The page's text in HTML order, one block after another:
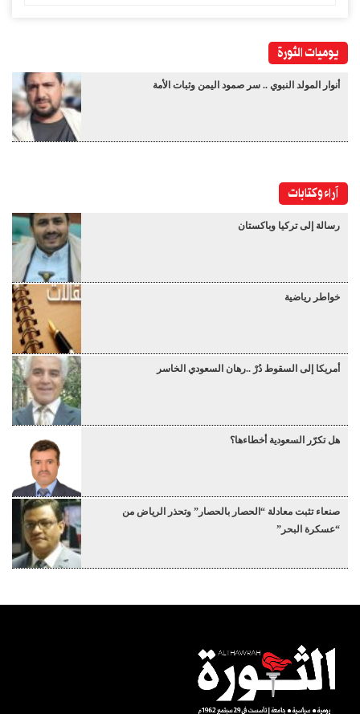
يوميات الثورة
أنوار المولد النبوي .. سر صمود اليمن وثبات الأمة
آراء وكتابات
رسالة إلى تركيا وباكستان
خواطر رياضية
أمريكا إلى السقوط دُرْ ..رهان السعودي الخاسر
هل تكرّر السعودية أخطاءها؟
صنعاء تثبت معادلة “الحصار بالحصار” وتحذر الرياض من
“عسكرة البحر”